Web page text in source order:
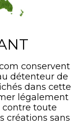
conservent
détenteur de
dans cette
légalement
toute
créations sans